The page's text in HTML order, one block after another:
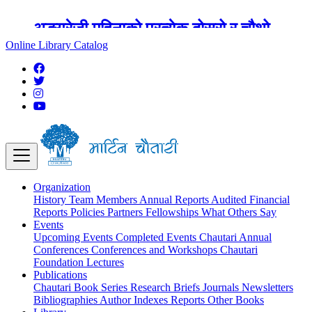
अङ्ग्रेजी महिनाको प्रत्येक दोस्रो र चौथो
शुक्रबार मार्टिन चौतारी र यसको पुस्तकालय
बन्द रहने छ ।
Online Library Catalog
Organization
History Team Members Annual Reports Audited Financial
Reports Policies Partners Fellowships What Others Say
Events
Upcoming Events Completed Events Chautari Annual
Conferences Conferences and Workshops Chautari
Foundation Lectures
Publications
Chautari Book Series Research Briefs Journals Newsletters
Bibliographies Author Indexes Reports Other Books